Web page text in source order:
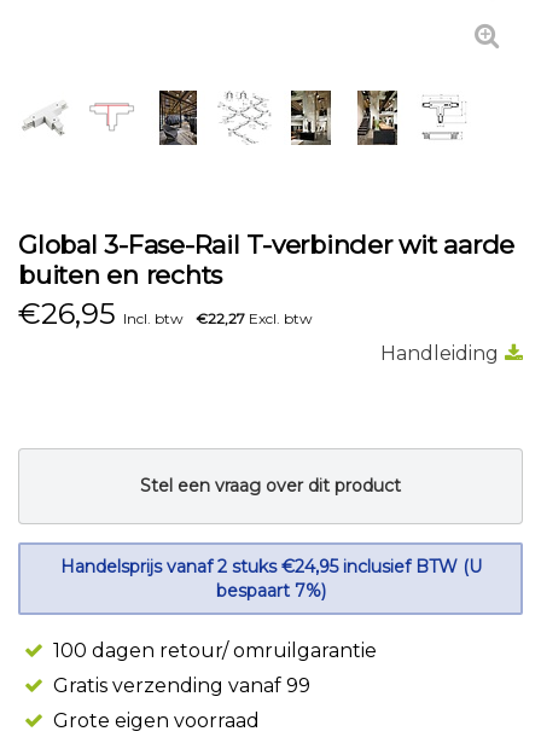
Global 3-Fase-Rail T-verbinder wit aarde
buiten en rechts
€26,95 Incl. btw €22,27 Excl. btw
Handleiding
Stel een vraag over dit product
Handelsprijs vanaf 2 stuks €24,95 inclusief BTW (U
bespaart 7%)
100 dagen retour/ omruilgarantie
Gratis verzending vanaf 99
Grote eigen voorraad